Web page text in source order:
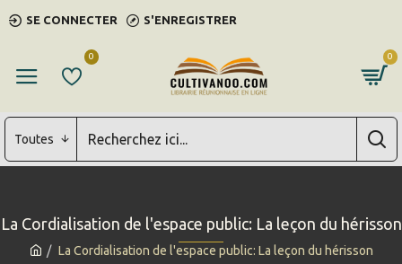
SE CONNECTER S'ENREGISTRER
0 0
Toutes
La Cordialisation de l'espace public: La leçon du hérisson
La Cordialisation de l'espace public: La leçon du hérisson